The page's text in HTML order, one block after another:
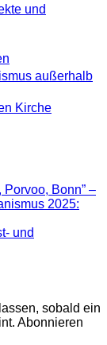
und
außerhalb
Kirche
Porvoo, Bonn” –
2025:
und
sobald ein
Abonnieren